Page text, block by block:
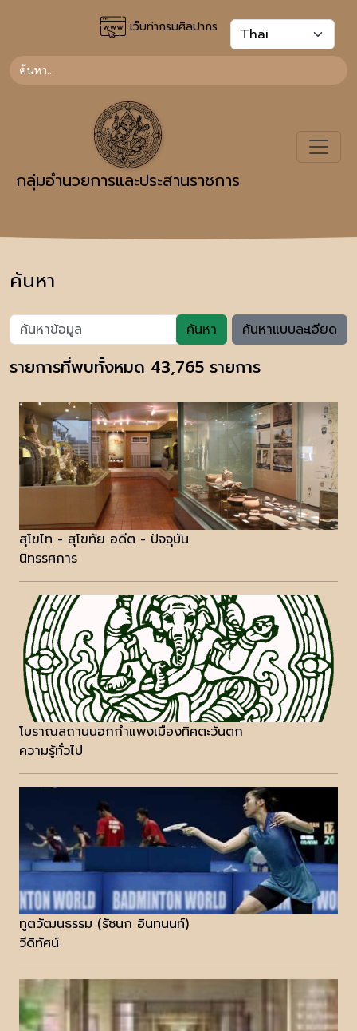
เว็บท่ากรมศิลปากร
กลุ่มอำนวยการและประสานราชการ
ค้นหา
ค้นหา ค้นหาแบบละเอียด
รายการที่พบทั้งหมด 43,765 รายการ
สุโขไท - สุโขทัย อดีต - ปัจจุบัน
นิทรรศการ
โบราณสถานนอกกำแพงเมืองทิศตะวันตก
ความรู้ทั่วไป
ทูตวัฒนธรรม (รัชนก อินทนนท์)
วีดิทัศน์